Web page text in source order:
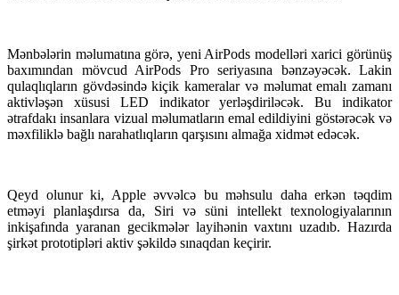
Mənbələrin məlumatına görə, yeni AirPods modelləri xarici görünüş
baxımından mövcud AirPods Pro seriyasına bənzəyəcək. Lakin
qulaqlıqların gövdəsində kiçik kameralar və məlumat emalı zamanı
aktivləşən xüsusi LED indikator yerləşdiriləcək. Bu indikator
ətrafdakı insanlara vizual məlumatların emal edildiyini göstərəcək və
məxfiliklə bağlı narahatlıqların qarşısını almağa xidmət edəcək.
Qeyd olunur ki, Apple əvvəlcə bu məhsulu daha erkən təqdim
etməyi planlaşdırsa da, Siri və süni intellekt texnologiyalarının
inkişafında yaranan gecikmələr layihənin vaxtını uzadıb. Hazırda
şirkət prototipləri aktiv şəkildə sınaqdan keçirir.